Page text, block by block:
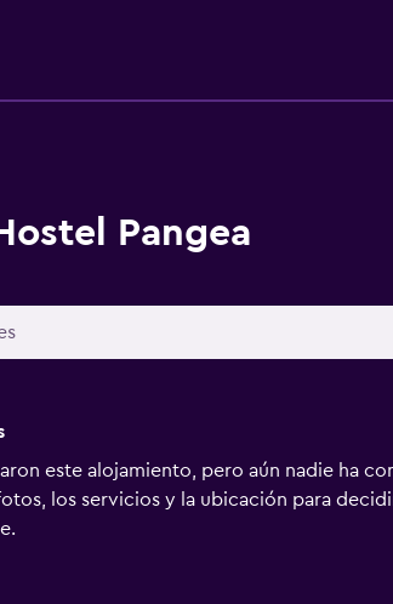
Pangea
este alojamiento, pero aún nadie ha
los servicios y la ubicación para